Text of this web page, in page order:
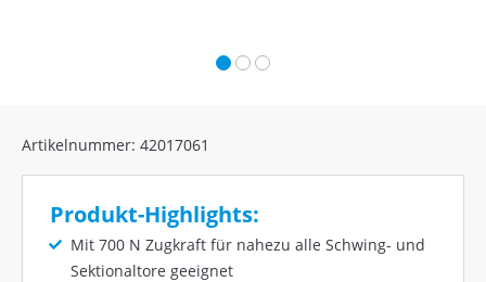
Artikelnummer: 42017061
Produkt-Highlights:
Mit 700 N Zugkraft für nahezu alle Schwing- und
Sektionaltore geeignet